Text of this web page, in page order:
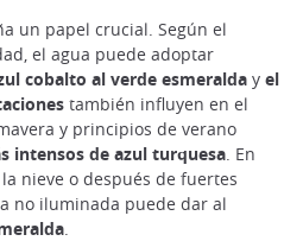
un papel crucial. Según el
el agua puede adoptar
cobalto al verde esmeralda y el
también influyen en el
y principios de verano
intensos de azul turquesa . En
nieve o después de fuertes
no iluminada puede dar al